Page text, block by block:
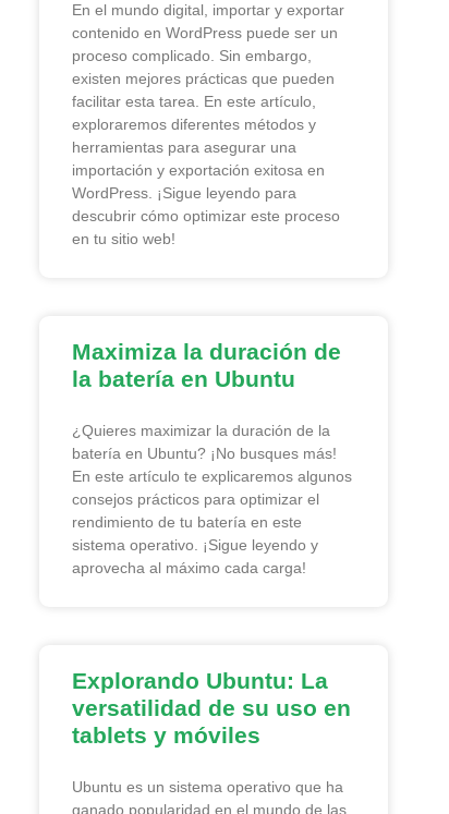
En el mundo digital, importar y exportar
contenido en WordPress puede ser un
proceso complicado. Sin embargo,
existen mejores prácticas que pueden
facilitar esta tarea. En este artículo,
exploraremos diferentes métodos y
herramientas para asegurar una
importación y exportación exitosa en
WordPress. ¡Sigue leyendo para
descubrir cómo optimizar este proceso
en tu sitio web!
Maximiza la duración de
la batería en Ubuntu
¿Quieres maximizar la duración de la
batería en Ubuntu? ¡No busques más!
En este artículo te explicaremos algunos
consejos prácticos para optimizar el
rendimiento de tu batería en este
sistema operativo. ¡Sigue leyendo y
aprovecha al máximo cada carga!
Explorando Ubuntu: La
versatilidad de su uso en
tablets y móviles
Ubuntu es un sistema operativo que ha
ganado popularidad en el mundo de las